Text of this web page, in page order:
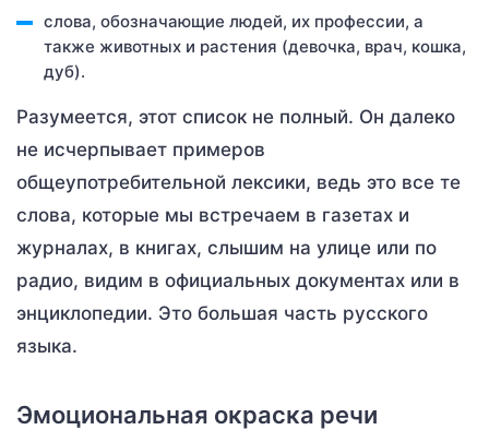
слова, обозначающие людей, их профессии, а
также животных и растения (девочка, врач, кошка,
дуб).
Разумеется, этот список не полный. Он далеко
не исчерпывает примеров
общеупотребительной лексики, ведь это все те
слова, которые мы встречаем в газетах и
журналах, в книгах, слышим на улице или по
радио, видим в официальных документах или в
энциклопедии. Это большая часть русского
языка.
Эмоциональная окраска речи